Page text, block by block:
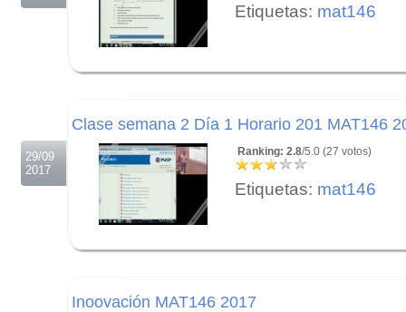
Etiquetas: mat146
29/09
2017
Clase semana 2 Día 1 Horario 201 MAT146
Ranking: 2.8/5.0 (27 votos)
Etiquetas: mat146
Inoovación MAT146 2017